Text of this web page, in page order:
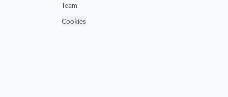
Team
Cookies